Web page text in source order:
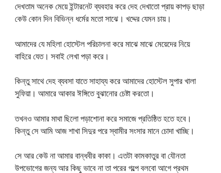
দেখতাম অনেক মেয়ে ইন্টারনেট ব্যবহার করে দেহ দেখাতো প্রায় কাপড় ছাড়া
কেউ কোন দিন বিভিন্ন ধর্মের মতো সাঝে। খদ্দের যেমন চায়।
আমাদের যে মহিলা হোস্টেল পরিচালনা করে মাঝে মাঝে মেয়েদের নিয়ে
বাহিরে যেত। সবাই লেখা পড়া করে।
কিন্তু সাথে দেহ ব্যবসা যাতে সাহায্য করে আমাদের হোস্টেল সুপার খালা
সুফিয়া। আমারে আকার ঈঙ্গিতে বুঝানোর চেষ্টা করতো।
তখনও আমার মাথা ছিলো পড়াশোনা করে সমাজে প্রতিষ্ঠিত হতে হবে।
কিন্তু সে আমি আজ শাখা সিদুর পরে স্বামীর সংসার মানে চোদা খাচ্ছি।
সে আর কেউ না আমার বান্ধবীর কাকা। এতটা কামকাতুর বা যৌনতা
উপভোগের জন্য আর কিছু ভাবে না তা পরের গল্পে বলবো আগে প্রথম